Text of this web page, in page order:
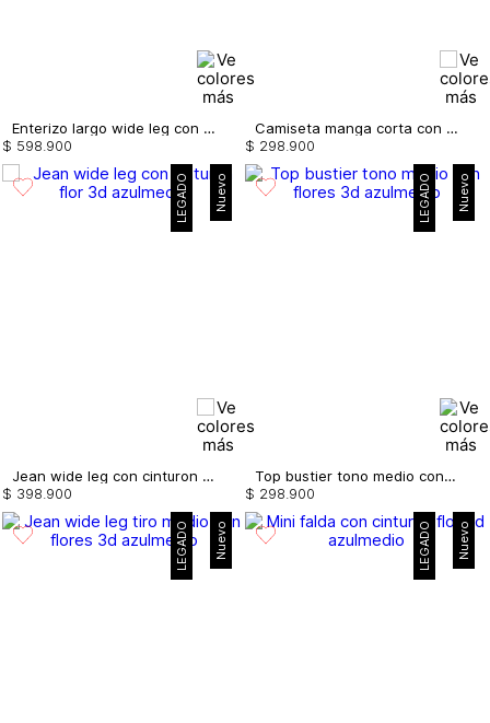
Enterizo largo wide leg con flores 3d
$ 598 900
Camiseta manga corta con fruncido
$ 298 900
Nuevo
LEGADO
Jean wide leg con cinturon flor 3d
$ 398.900
Nuevo
LEGADO
Top bustier tono medio con flores 3d
$ 298.900
Nuevo
LEGADO Nuevo
LEGADO